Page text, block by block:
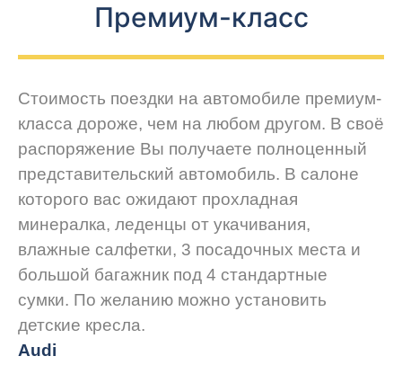
Премиум-класс
Стоимость поездки на автомобиле премиум-
класса дороже, чем на любом другом. В своё
распоряжение Вы получаете полноценный
представительский автомобиль. В салоне
которого вас ожидают прохладная
минералка, леденцы от укачивания,
влажные салфетки, 3 посадочных места и
большой багажник под 4 стандартные
сумки. По желанию можно установить
детские кресла.
Audi